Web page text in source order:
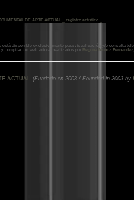
DE ARTE ACTUAL _ registro artístico _
está disponible exclusivamente para visualización y/o consulta
compilación web autoral reallizados por
Begoña Muñoz Fernández
ACTUAL (Fundado en 2003 / Founded in 2003 by